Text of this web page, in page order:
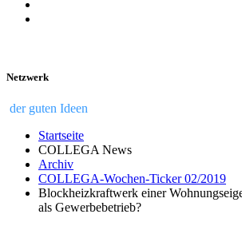
Netzwerk
der guten Ideen
Startseite
COLLEGA News
Archiv
COLLEGA-Wochen-Ticker 02/2019
Blockheizkraftwerk einer
als Gewerbebetrieb?